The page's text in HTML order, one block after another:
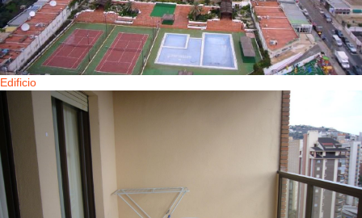
Edificio